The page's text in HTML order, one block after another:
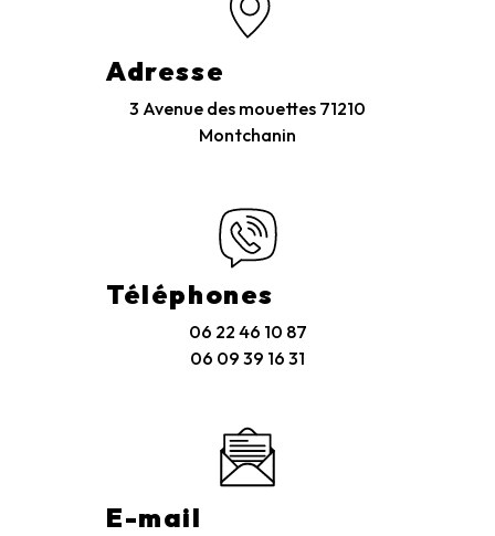
Adresse
3 Avenue des mouettes 71210
Montchanin
Téléphones
06 22 46 10 87
06 09 39 16 31
E-mail